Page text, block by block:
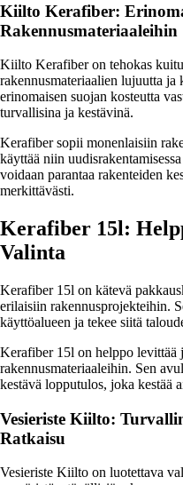
Kiilto Kerafiber:
Rakennusmateriaaleihin
Kiilto Kerafiber on tehokas
rakennusmateriaalien lujuutta ja
erinomaisen suojan kosteutta
turvallisina ja kestävinä.
Kerafiber sopii monenlaisiin
käyttää niin
voidaan parantaa rakenteiden
merkittävästi.
Kerafiber 15l:
Valinta
Kerafiber 15l on kätevä
erilaisiin rakennusprojekteihin.
käyttöalueen ja tekee siitä
Kerafiber 15l on helppo levittää
rakennusmateriaaleihin. Sen
kestävä lopputulos, joka kestää
Vesieriste Kiilto:
Ratkaisu
Vesieriste Kiilto on luotettava